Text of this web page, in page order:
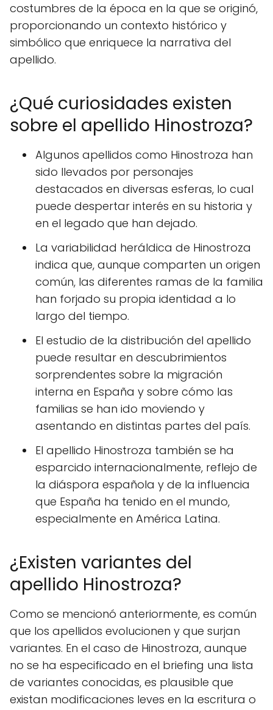
costumbres de la época en la que se originó,
proporcionando un contexto histórico y
simbólico que enriquece la narrativa del
apellido.
¿Qué curiosidades existen
sobre el apellido Hinostroza?
Algunos apellidos como Hinostroza han
sido llevados por personajes
destacados en diversas esferas, lo cual
puede despertar interés en su historia y
en el legado que han dejado.
La variabilidad heráldica de Hinostroza
indica que, aunque comparten un origen
común, las diferentes ramas de la familia
han forjado su propia identidad a lo
largo del tiempo.
El estudio de la distribución del apellido
puede resultar en descubrimientos
sorprendentes sobre la migración
interna en España y sobre cómo las
familias se han ido moviendo y
asentando en distintas partes del país.
El apellido Hinostroza también se ha
esparcido internacionalmente, reflejo de
la diáspora española y de la influencia
que España ha tenido en el mundo,
especialmente en América Latina.
¿Existen variantes del
apellido Hinostroza?
Como se mencionó anteriormente, es común
que los apellidos evolucionen y que surjan
variantes. En el caso de Hinostroza, aunque
no se ha especificado en el briefing una lista
de variantes conocidas, es plausible que
existan modificaciones leves en la escritura o